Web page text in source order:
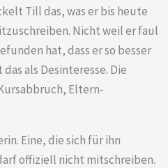
Till das, was er bis heute
Nicht weil er faul
hat, dass er so besser
als Desinteresse. Die
Eltern-
Eine, die sich für ihn
offiziell nicht mitschreiben.